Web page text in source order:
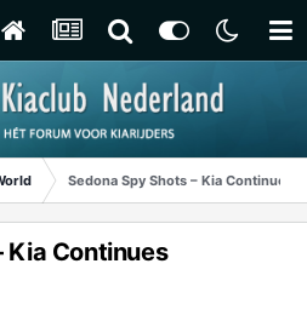
Sedona Spy Shots – Kia Continues
Kia Continues